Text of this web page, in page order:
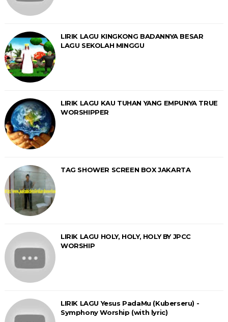
LIRIK LAGU KINGKONG BADANNYA BESAR
LAGU SEKOLAH MINGGU
LIRIK LAGU KAU TUHAN YANG EMPUNYA TRUE
WORSHIPPER
TAG SHOWER SCREEN BOX JAKARTA
LIRIK LAGU HOLY, HOLY, HOLY BY JPCC
WORSHIP
LIRIK LAGU Yesus PadaMu (Kuberseru) -
Symphony Worship (with lyric)